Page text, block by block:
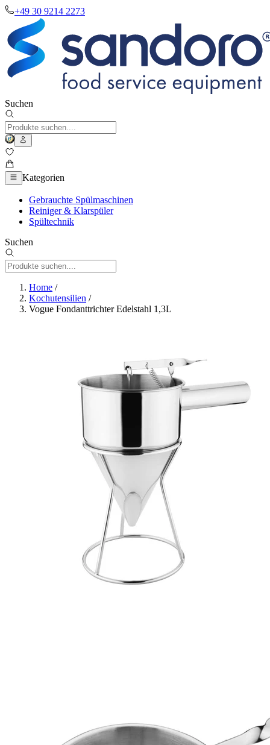
+49 30 9214 2273
Suchen
Kategorien
Gebrauchte Spülmaschinen
Reiniger & Klarspüler
Spültechnik
Suchen
Home /
Kochutensilien /
Vogue Fondanttrichter Edelstahl 1,3L